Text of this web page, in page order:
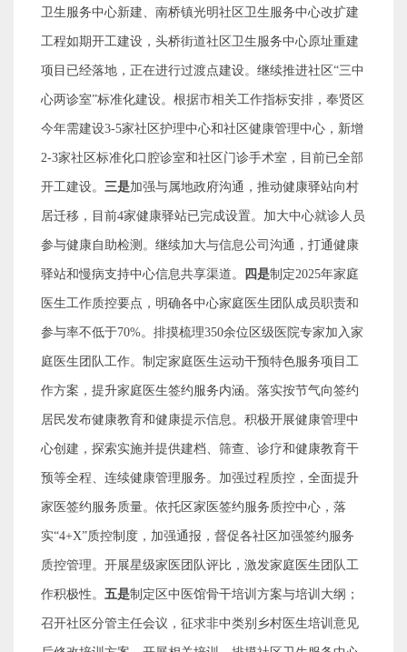
卫生服务中心新建、南桥镇光明社区卫生服务中心改扩建
工程如期开工建设，头桥街道社区卫生服务中心原址重建
项目已经落地，正在进行过渡点建设。继续推进社区“三中
心两诊室”标准化建设。根据市相关工作指标安排，奉贤区
今年需建设3-5家社区护理中心和社区健康管理中心，新增
2-3家社区标准化口腔诊室和社区门诊手术室，目前已全部
开工建设。 三是加强与属地政府沟通，推动健康驿站向村
居迁移，目前4家健康驿站已完成设置。加大中心就诊人员
参与健康自助检测。继续加大与信息公司沟通，打通健康
驿站和慢病支持中心信息共享渠道。 四是制定2025年家庭
医生工作质控要点，明确各中心家庭医生团队成员职责和
参与率不低于70%。排摸梳理350余位区级医院专家加入家
庭医生团队工作。制定家庭医生运动干预特色服务项目工
作方案，提升家庭医生签约服务内涵。落实按节气向签约
居民发布健康教育和健康提示信息。积极开展健康管理中
心创建，探索实施并提供建档、筛查、诊疗和健康教育干
预等全程、连续健康管理服务。 加强过程质控，全面提升
家医签约服务质量。依托区家医签约服务质控中心，落
实“4+X”质控制度，加强通报，督促各社区加强签约服务
质控管理。开展星级家医团队评比，激发家庭医生团队工
作积极性。 五是制定区中医馆骨干培训方案与培训大纲；
召开社区分管主任会议，征求非中类别乡村医生培训意见